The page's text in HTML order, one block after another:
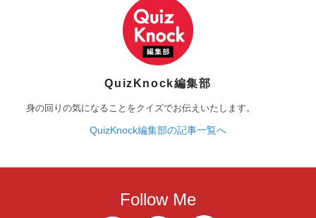
QuizKnock編集部
身の回りの気になることをクイズでお伝えいたします。
QuizKnock編集部の記事一覧へ
Follow Me